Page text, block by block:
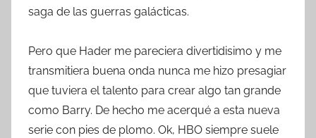
saga de las guerras galácticas.
Pero que Hader me pareciera divertidisimo y me
transmitiera buena onda nunca me hizo presagiar
que tuviera el talento para crear algo tan grande
como Barry. De hecho me acerqué a esta nueva
serie con pies de plomo. Ok, HBO siempre suele